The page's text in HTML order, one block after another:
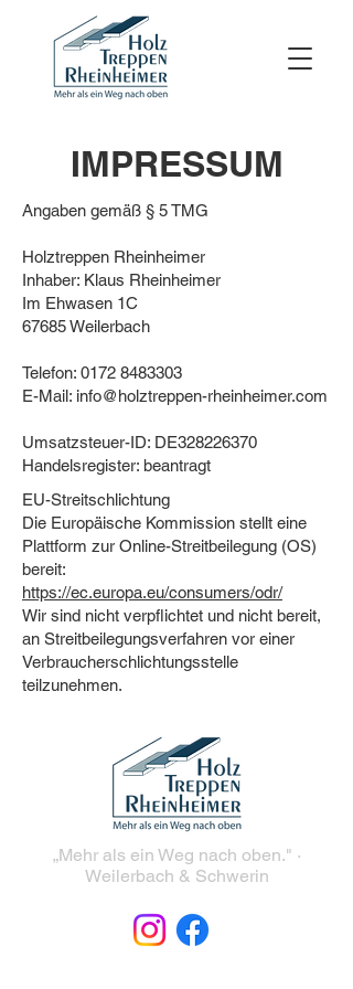
IMPRESSUM
Angaben gemäß § 5 TMG
Holztreppen Rheinheimer
Inhaber: Klaus Rheinheimer
Im Ehwasen 1C
67685 Weilerbach
Telefon: 0172 8483303
E-Mail: info@holztreppen-rheinheimer.com
Umsatzsteuer-ID: DE328226370
Handelsregister: beantragt
EU-Streitschlichtung
Die Europäische Kommission stellt eine
Plattform zur Online-Streitbeilegung (OS)
bereit:
https://ec.europa.eu/consumers/odr/
Wir sind nicht verpflichtet und nicht bereit,
an Streitbeilegungsverfahren vor einer
Verbraucherschlichtungsstelle
teilzunehmen.
„Mehr als ein Weg nach oben." ·
Weilerbach & Schwerin